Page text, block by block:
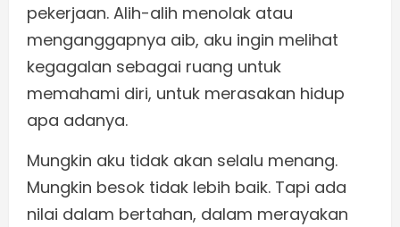
pekerjaan. Alih-alih menolak atau
menganggapnya aib, aku ingin melihat
kegagalan sebagai ruang untuk
memahami diri, untuk merasakan hidup
apa adanya.
Mungkin aku tidak akan selalu menang.
Mungkin besok tidak lebih baik. Tapi ada
nilai dalam bertahan, dalam merayakan